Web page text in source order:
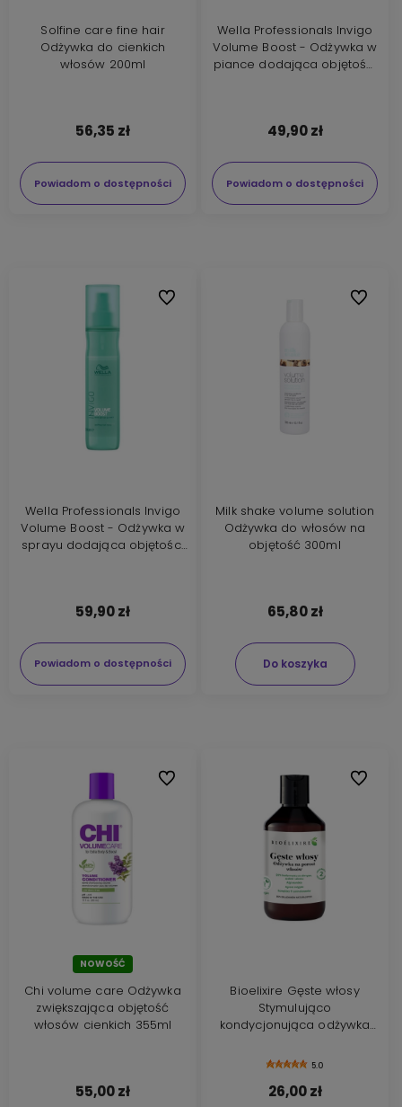
Solfine care fine hair
Odżywka do cienkich
włosów 200ml
56,35 zł
Powiadom o dostępności
Wella Professionals Invigo
Volume Boost - Odżywka w
piance dodająca objętości
49,90 zł
Powiadom o dostępności
Wella Professionals Invigo
Volume Boost - Odżywka w
sprayu dodająca objętości
59,90 zł
Powiadom o dostępności
Do ulubionych
Milk shake volume solution
Odżywka do włosów na
objętość 300ml
65,80 zł
Do koszyka
Do
NOWOŚĆ
Chi volume care Odżywka
zwiększająca objętość
włosów cienkich 355ml
55,00 zł
Do ulubionych
Bioelixire Gęste włosy
Stymulująco
kondycjonująca odżywka
wypadaniu włosów 300ml
5.0
26,00 zł
Do